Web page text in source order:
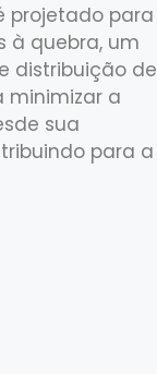
projetado para
à quebra, um
distribuição de
minimizar a
sua
para a